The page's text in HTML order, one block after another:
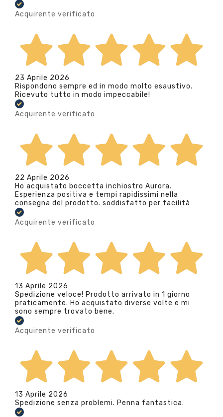
Acquirente verificato
23 Aprile 2026
Rispondono sempre ed in modo molto esaustivo.
Ricevuto tutto in modo impeccabile!
Acquirente verificato
22 Aprile 2026
Ho acquistato boccetta inchiostro Aurora.
Esperienza positiva e tempi rapidissimi nella
consegna del prodotto. soddisfatto per facilità
Acquirente verificato
13 Aprile 2026
Spedizione veloce! Prodotto arrivato in 1 giorno
praticamente. Ho acquistato diverse volte e mi
sono sempre trovato bene.
Acquirente verificato
13 Aprile 2026
Spedizione senza problemi. Penna fantastica.